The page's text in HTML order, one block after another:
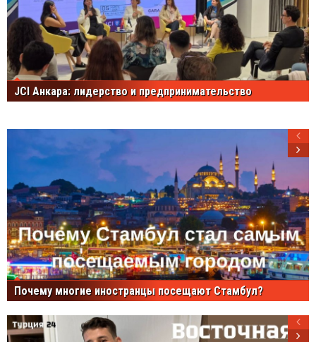
JCI Анкара: лидерство и предпринимательство
Почему многие иностранцы посещают Стамбул?